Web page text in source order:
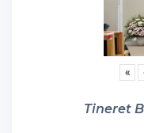
«
Tineret